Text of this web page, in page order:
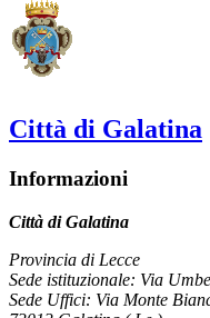
Città di Galatina
Informazioni
Città di Galatina
Provincia di Lecce
Sede istituzionale: Via
Sede Uffici: Via Monte